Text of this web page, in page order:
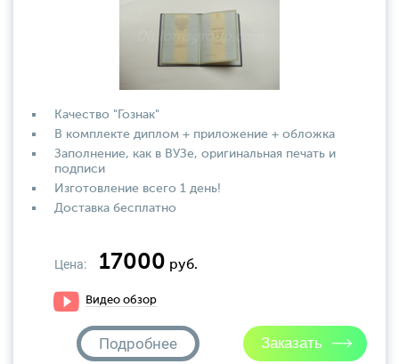
Качество "Гознак"
В комплекте диплом + приложение + обложка
Заполнение, как в ВУЗе, оригинальная печать и
подписи
Изготовление всего 1 день!
Доставка бесплатно
Цена: 17000 руб.
Видео обзор
Подробнее